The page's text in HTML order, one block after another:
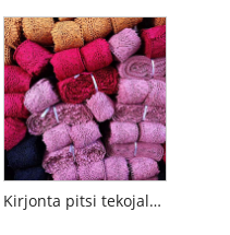
Kirjonta pitsi tekojalokivillä